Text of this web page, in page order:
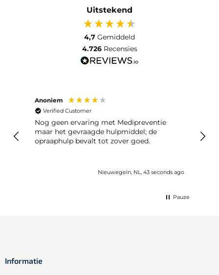
Uitstekend
4,7 Gemiddeld
4.726 Recensies
Anoniem
Verified Customer
Nog geen ervaring met Medipreventie
maar het gevraagde hulpmiddel; de
opraaphulp bevalt tot zover goed.
Nieuwegein, NL, 43 seconds ago
Pauze
Informatie